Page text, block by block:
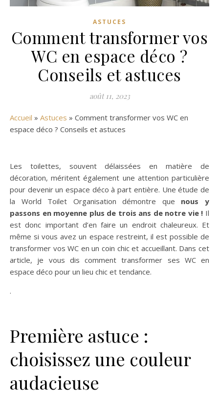
ASTUCES
Comment transformer vos
WC en espace déco ?
Conseils et astuces
août 11, 2023
Accueil » Astuces » Comment transformer vos WC en
espace déco ? Conseils et astuces
Les toilettes, souvent délaissées en matière de
décoration, méritent également une attention particulière
pour devenir un espace déco à part entière. Une étude de
la World Toilet Organisation démontre que nous y
passons en moyenne plus de trois ans de notre vie ! Il
est donc important d’en faire un endroit chaleureux. Et
même si vous avez un espace restreint, il est possible de
transformer vos WC en un coin chic et accueillant. Dans cet
article, je vous dis comment transformer ses WC en
espace déco pour un lieu chic et tendance.
.
Première astuce :
choisissez une couleur
audacieuse